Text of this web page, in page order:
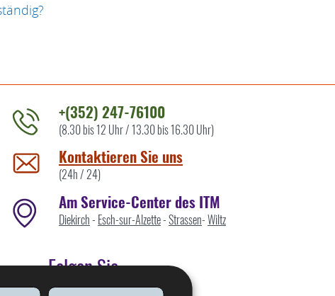
Kontaktieren
Sie
uns
+(352) 247-76100
(8.30 bis 12 Uhr / 13.30 bis 16.30 Uhr)
Kontaktieren Sie uns
(24h / 24)
Am Service-Center des ITM
Diekirch- Esch-sur-Alzette-Strassen-Wiltz
Folgen Sie